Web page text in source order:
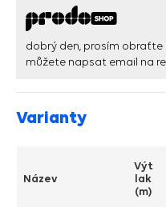
dobrý den, prosím obraťte
můžete napsat email na
Varianty
Název
Výt
lak
(m)